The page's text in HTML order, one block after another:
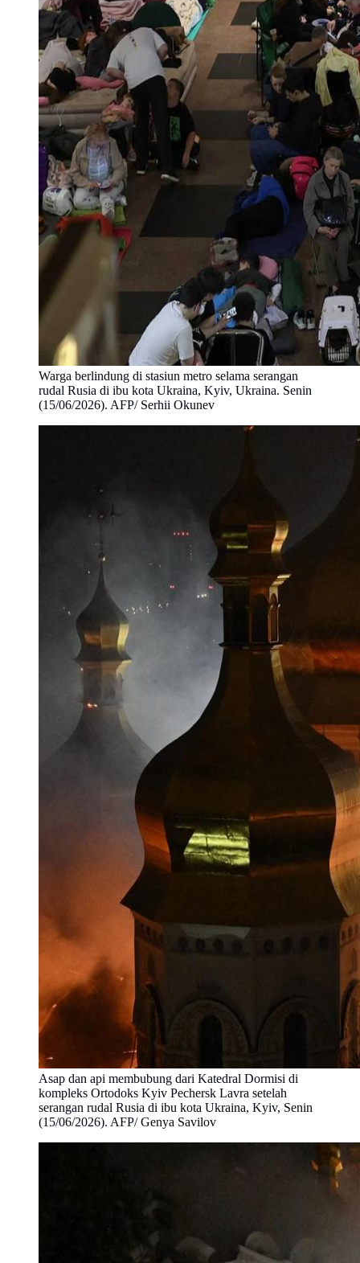
Warga berlindung di stasiun metro selama serangan
rudal Rusia di ibu kota Ukraina, Kyiv, Ukraina. Senin
(15/06/2026). AFP/ Serhii Okunev
Asap dan api membubung dari Katedral Dormisi di
kompleks Ortodoks Kyiv Pechersk Lavra setelah
serangan rudal Rusia di ibu kota Ukraina, Kyiv, Senin
(15/06/2026). AFP/ Genya Savilov